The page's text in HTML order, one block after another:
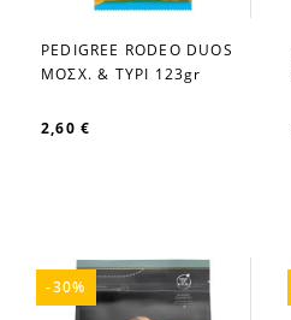
favorite_border
PEDIGREE RODEO DUOS
ΜΟΣΧ. & ΤΥΡΙ 123gr
2,60 €
-30%